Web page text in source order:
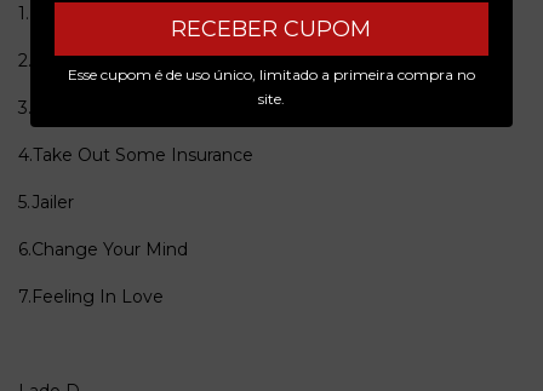
RECEBER CUPOM
Esse cupom é de uso único, limitado a primeira compra no
site.
1.Lady Luck
2.She's In Love
3.Passion
4.Take Out Some Insurance
5.Jailer
6.Change Your Mind
7.Feeling In Love